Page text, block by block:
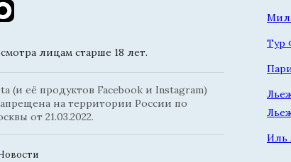
лицам старше 18 лет.
(и её продуктов Facebook и Instagram)
на территории России по
от 21.03.2022.
Тур
Иль